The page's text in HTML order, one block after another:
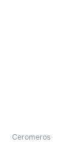
Ceromeros